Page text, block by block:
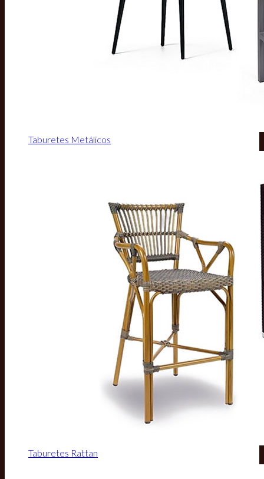
Taburetes Metálicos
Taburetes Rattan